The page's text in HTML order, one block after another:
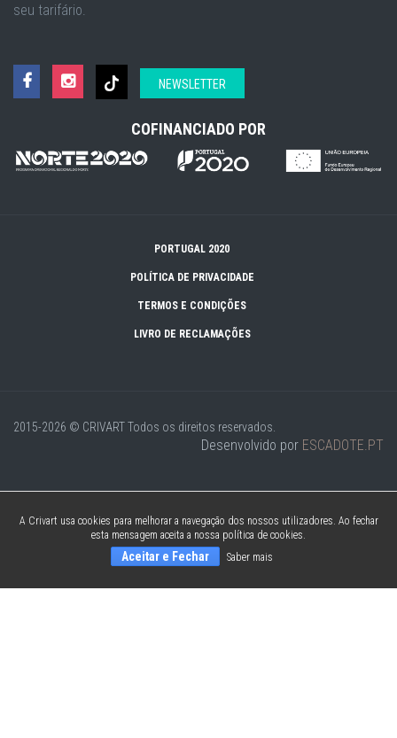
seu tarifário.
NEWSLETTER
COFINANCIADO POR
PORTUGAL 2020
POLÍTICA DE PRIVACIDADE
TERMOS E CONDIÇÕES
LIVRO DE RECLAMAÇÕES
2015-2026 © CRIVARTTodos os direitos reservados.
Desenvolvido por ESCADOTE.PT
A Crivart usa cookies para melhorar a navegação dos nossos utilizadores. Ao fechar
esta mensagem aceita a nossa política de cookies.
Aceitar e Fechar Saber mais